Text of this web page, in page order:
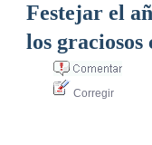
Festejar el
los graciosos
Corregir